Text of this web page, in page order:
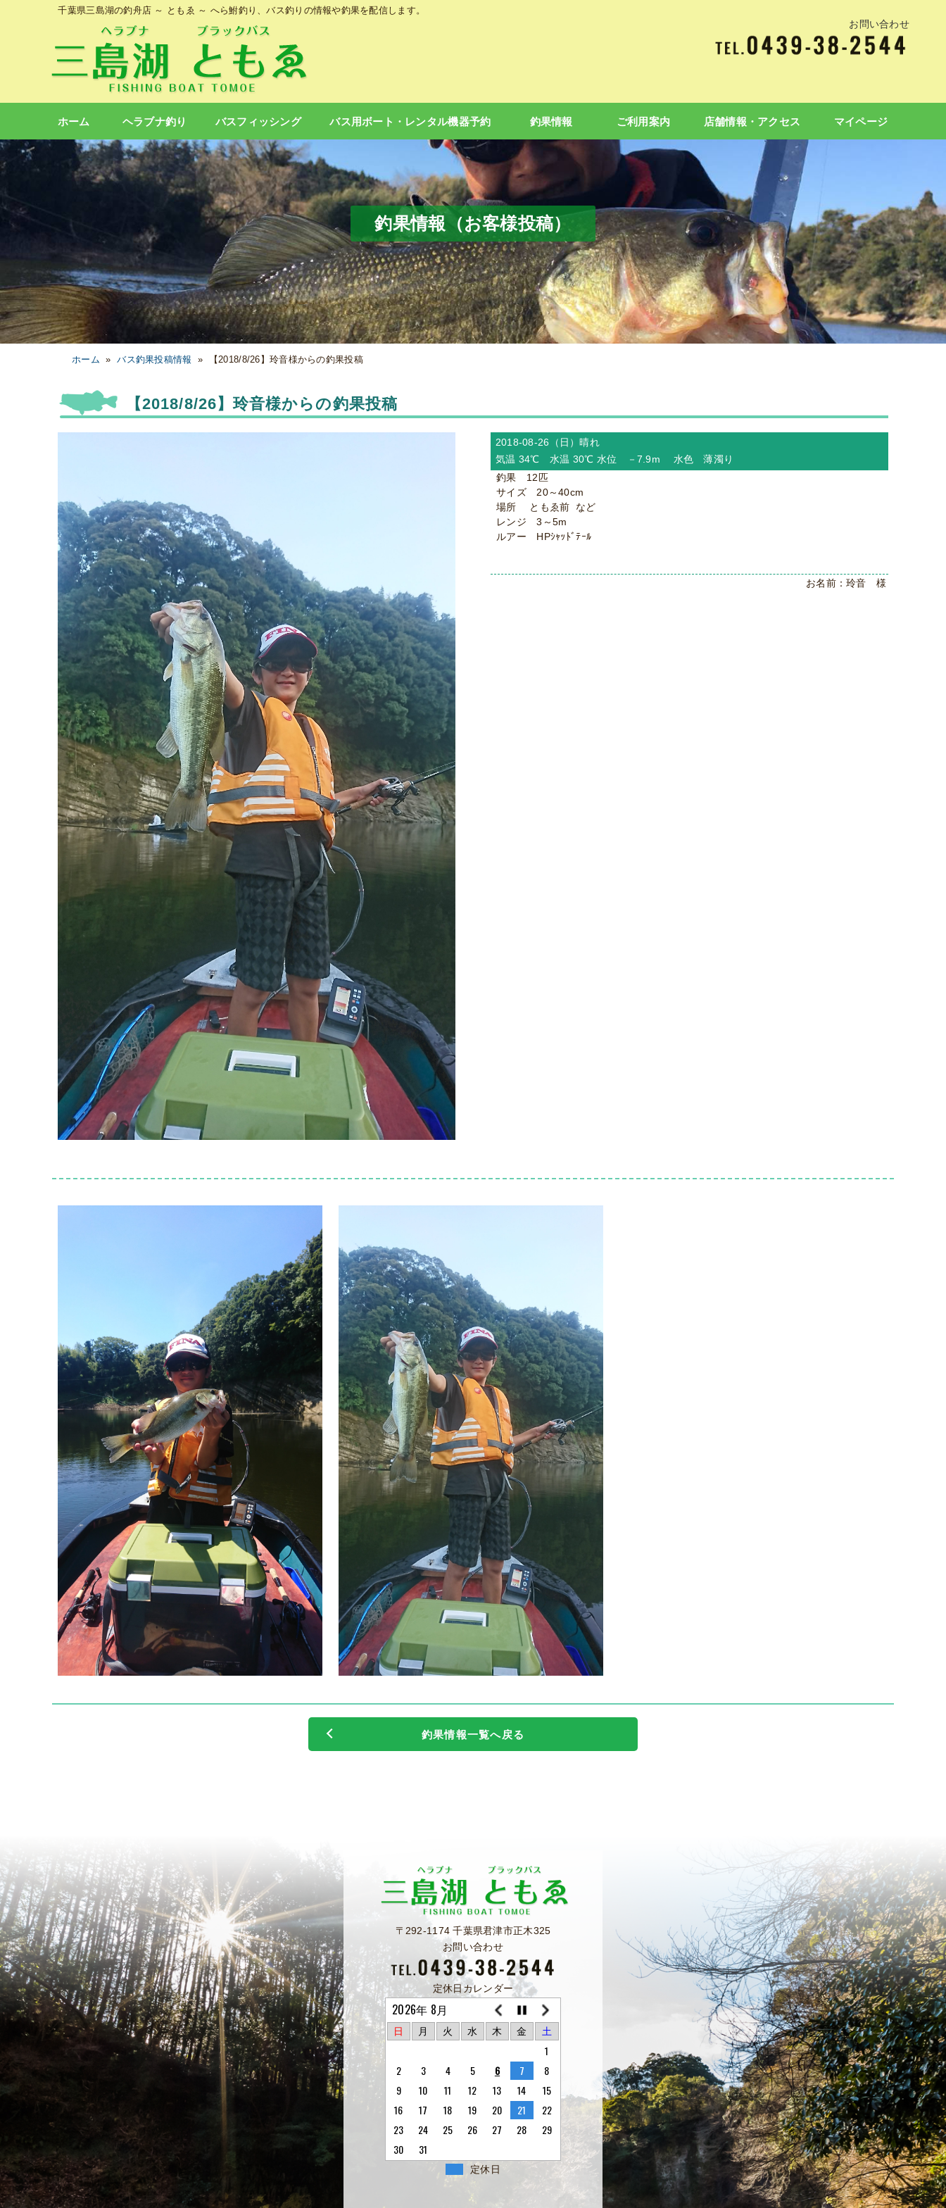
千葉県三島湖の釣舟店 ～ ともゑ ～ へら鮒釣り、バス釣りの情報や釣果を配信します。
お問い合わせ
ホーム ヘラブナ釣り バスフィッシング バス用ボート・レンタル機器予約 釣果情報 ご利用案内 店舗情報・アクセス マイページ
釣果情報（お客様投稿）
ホーム »バス釣果投稿情報 » 【2018/8/26】玲音様からの釣果投稿
【2018/8/26】玲音様からの釣果投稿
2018-08-26（日）晴れ
気温 34℃ 水温 30℃ 水位 －7.9m 水色 薄濁り
釣果 12匹
サイズ 20～40cm
場所 ともゑ前 など
レンジ 3～5m
ルアー HPｼｬｯﾄﾞﾃｰﾙ
お名前：玲音 様
釣果情報一覧へ戻る
〒292-1174 千葉県君津市正木325
お問い合わせ
定休日カレンダー
2026年 8月
日 月 火 水 木 金 土
1
2
3 4 5 6 7
8
9
10 11 12 13 14
15
16
17 18 19 20 21
22
23
24 25 26 27 28
29
30
31
定休日